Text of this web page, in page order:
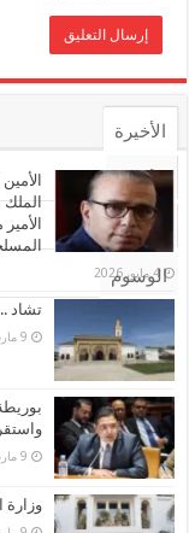
الأخيرة
الأشهر
تعليقات
الوسوم
الملك
4 مايو، 2026
تشاد
9 مارس، 2026
9 مارس، 2026
وزارة